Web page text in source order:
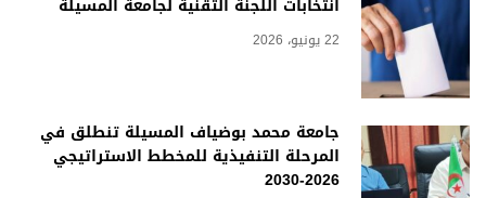
انتخابات اللجنة التقنية لجامعة المسيلة
22 يونيو، 2026
جامعة محمد بوضياف المسيلة تنطلق في
المرحلة التنفيذية للمخطط الاستراتيجي
2026-2030